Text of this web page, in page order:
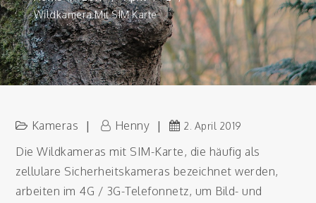
Wildkamera Mit SIM Karte
Kameras Henny 2. April 2019
Die Wildkameras mit SIM-Karte, die häufig als
zellulare Sicherheitskameras bezeichnet werden,
arbeiten im 4G / 3G-Telefonnetz, um Bild- und